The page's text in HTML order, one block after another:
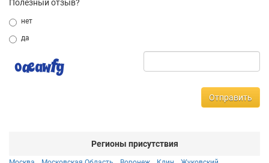
Полезный отзыв?
нет
да
Отправить
Регионы присутствия